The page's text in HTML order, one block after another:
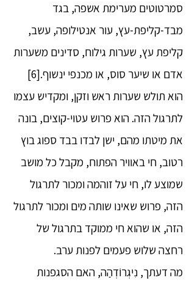
סמרטוטים מערימת אשפה, בגד
מבד-קליפת-עץ, עור אנטילופה, עשב,
קליפת עץ, שערות גילוח, סדינים משערות
אדם או שיער סוס, או מכנפי ינשוף.[6]
הוא תולש שערות ראש וזקן, ומקדיש עצמו
לתרגול הזה. הוא פרוש עטוי-קוצים, בונה
את מיטתו מהם, ישן לבדו בבד ספוג בוץ
רטוב, חי באוויר הפתוח, מקבל כל מושב
שמוצע לו, חי על זוהמה ומכור לתרגול
הזה, פרוש שאינו שותה מים ומכור לתרגול
הזה, או שהוא חי ממוקד בתרגול של
רחצה שלוש פעמים לפנות ערב.
מה דעתך, נִיגְרוֹדְהַה, האם הסגפנות